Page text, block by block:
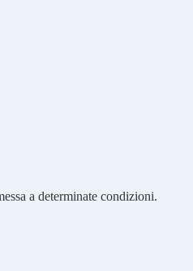
a determinate condizioni.